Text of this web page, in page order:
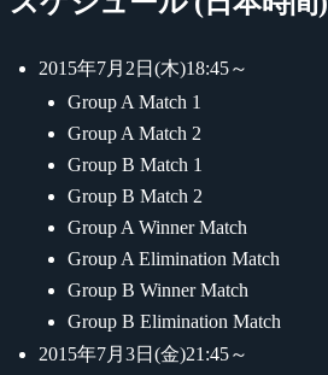
2015年7月2日(木)18:45～
Group A Match 1
Group A Match 2
Group B Match 1
Group B Match 2
Group A Winner Match
Group A Elimination Match
Group B Winner Match
Group B Elimination Match
2015年7月3日(金)21:45～